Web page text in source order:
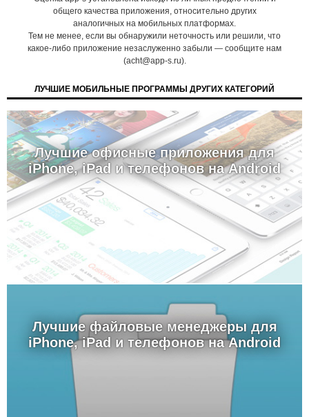
общего качества приложения, относительно других
аналогичных на мобильных платформах.
Тем не менее, если вы обнаружили неточность или решили, что
какое-либо приложение незаслуженно забыли — сообщите нам
(acht@app-s.ru).
ЛУЧШИЕ МОБИЛЬНЫЕ ПРОГРАММЫ ДРУГИХ КАТЕГОРИЙ
Лучшие офисные приложения для
iPhone, iPad и телефонов на Android
Лучшие файловые менеджеры для
iPhone, iPad и телефонов на Android